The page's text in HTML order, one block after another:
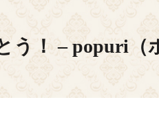
！ – popuri（